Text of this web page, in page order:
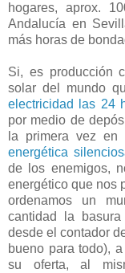
hogares, aprox.
Andalucía en
más horas de
Si, es producción
solar del mundo
electricidad las 24
por medio de
la primera vez
energética
de los enemigos,
energético que nos
ordenamos un
cantidad la
desde el contador
bueno para todo),
su oferta, al